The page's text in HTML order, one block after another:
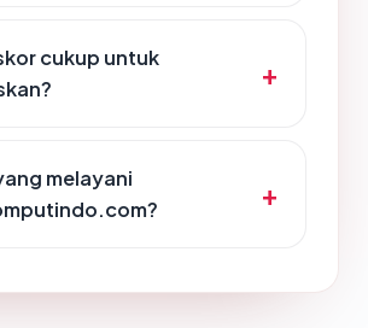
cukup untuk
melayani